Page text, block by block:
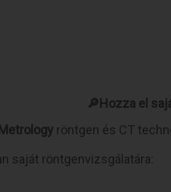
🔎Hozza el
röntgen és CT
saját röntgenvizsgálatára: